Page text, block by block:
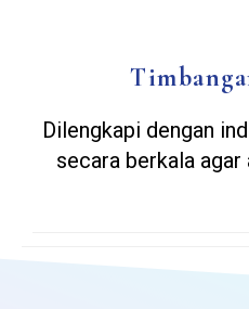
Dilengkapi dengan
secara berkala